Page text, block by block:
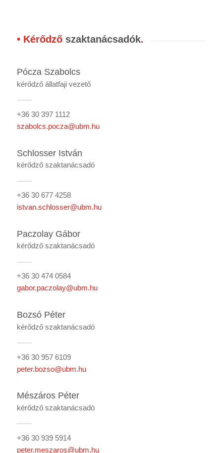
• Kérődzőszaktanácsadók.
Pócza Szabolcs
kérődző állatfaji vezető
+36 30 397 1112
szabolcs.pocza@ubm.hu
Schlosser István
kérődző szaktanácsadó
+36 30 677 4258
istvan.schlosser@ubm.hu
Paczolay Gábor
kérődző szaktanácsadó
+36 30 474 0584
gabor.paczolay@ubm.hu
Bozsó Péter
kérődző szaktanácsadó
+36 30 957 6109
peter.bozso@ubm.hu
Mészáros Péter
kérődző szaktanácsadó
+36 30 939 5914
peter.meszaros@ubm.hu